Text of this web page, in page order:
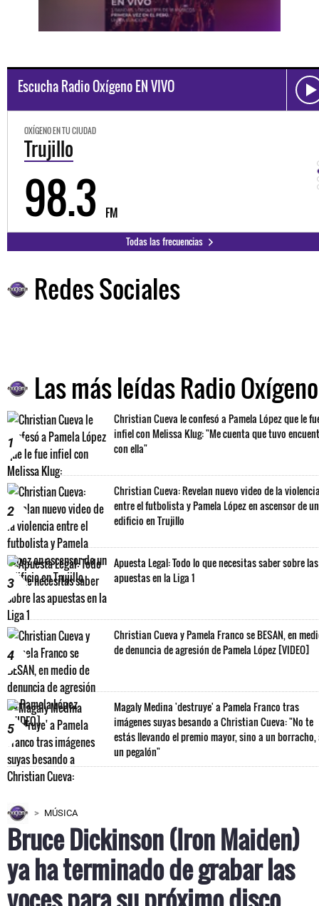
Escucha Radio Oxígeno EN VIVO
OXÍGENO EN TU CIUDAD
Trujillo
98.3 FM
Todas las frecuencias
Redes Sociales
Las más leídas Radio Oxígeno
1
Christian Cueva le confesó a Pamela López que le
infiel con Melissa Klug: "Me cuenta que tuvo
con ella"
2
Christian Cueva: Revelan nuevo video de la
entre el futbolista y Pamela López en ascensor de un
edificio en Trujillo
3
Apuesta Legal: Todo lo que necesitas saber sobre las
apuestas en la Liga 1
4
Christian Cueva y Pamela Franco se BESAN, en
de denuncia de agresión de Pamela López [VIDEO]
5
Magaly Medina 'destruye' a Pamela Franco tras
imágenes suyas besando a Christian Cueva: "No te
estás llevando el premio mayor, sino a un borracho,
un pegalón"
MÚSICA
Bruce Dickinson (Iron Maiden)
ya ha terminado de grabar las
voces para su próximo disco